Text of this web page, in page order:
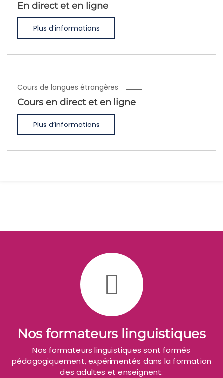
En direct et en ligne
Plus d’informations
Cours de langues étrangères
Cours en direct et en ligne
Plus d’informations
Nos formateurs linguistiques
Nos formateurs linguistiques sont formés
pédagogiquement, expérimentés dans la formation
des adultes et enseignent.